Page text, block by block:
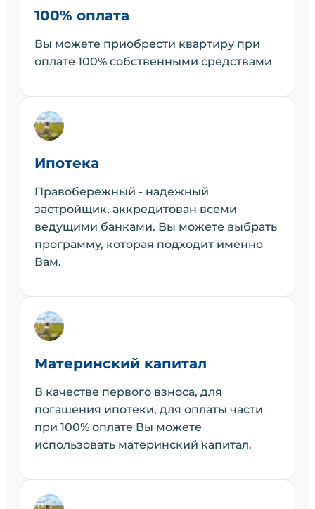
100% оплата
Вы можете приобрести квартиру при
оплате 100% собственными средствами
Ипотека
Правобережный - надежный
застройщик, аккредитован всеми
ведущими банками. Вы можете выбрать
программу, которая подходит именно
Вам.
Материнский капитал
В качестве первого взноса, для
погашения ипотеки, для оплаты части
при 100% оплате Вы можете
использовать материнский капитал.